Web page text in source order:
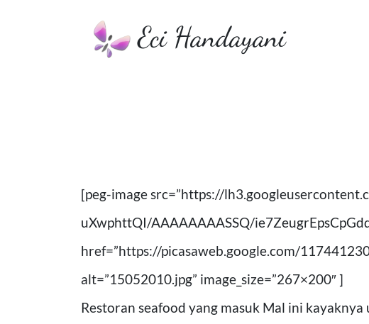
Eci Handayani
[peg-image src=”https://
uXwphttQI/AAAAAAAASSQ/
href=”https://picasaweb.google.com/
alt=”15052010.jpg” image_size=”267×200″ ]
Restoran seafood yang masuk Mal ini